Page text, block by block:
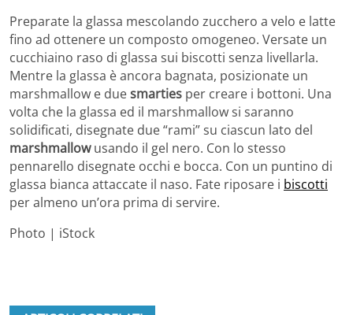
Preparate la glassa mescolando zucchero a velo e latte
fino ad ottenere un composto omogeneo. Versate un
cucchiaino raso di glassa sui biscotti senza livellarla.
Mentre la glassa è ancora bagnata, posizionate un
marshmallow e duesmarties per creare i bottoni. Una
volta che la glassa ed il marshmallow si saranno
solidificati, disegnate due “rami” su ciascun lato del
marshmallowusando il gel nero. Con lo stesso
pennarello disegnate occhi e bocca. Con un puntino di
glassa bianca attaccate il naso. Fate riposare i biscotti
per almeno un’ora prima di servire.
Photo | iStock